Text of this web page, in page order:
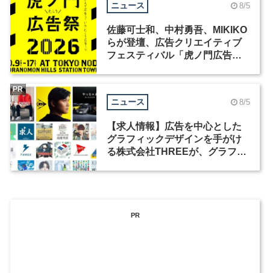
ニュース 8/5
佐藤可士和、中村勇吾、MIKIKO
らが登壇、広告クリエイティブ
フェスティバル「虎ノ門広告
ニュース 8/5
【求人情報】広告を中心とした
グラフィックデザインを手がけ
る株式会社THREEが、グラフィ
PR
PR